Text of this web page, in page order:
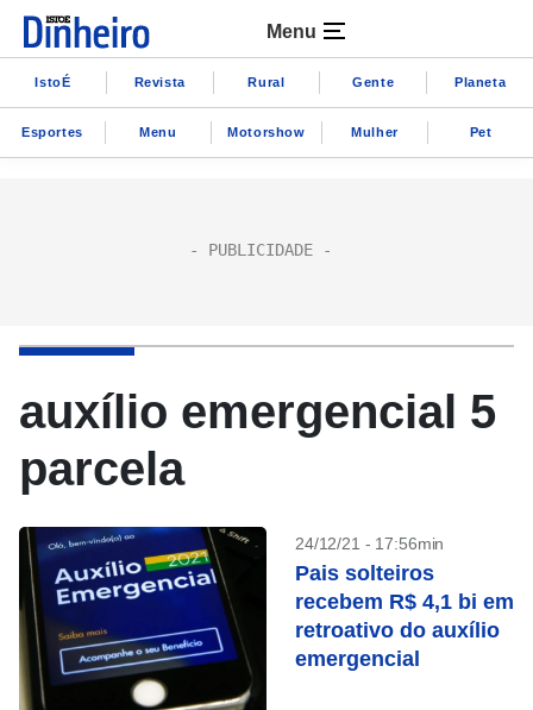
Menu
IstoÉ Revista Rural Gente Planeta
Esportes Menu Motorshow Mulher Pet
auxílio emergencial 5
parcela
24/12/21 - 17:56min
Pais solteiros
recebem R$ 4,1 bi em
retroativo do auxílio
emergencial